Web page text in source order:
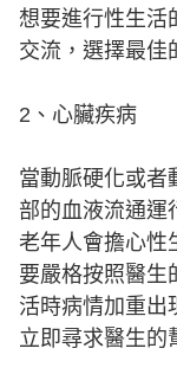
想要進行性生活
交流，選擇最佳
2、心臟疾病
當動脈硬化或者
部的血液流通運
老年人會擔心性
要嚴格按照醫生
活時病情加重出
立即尋求醫生的